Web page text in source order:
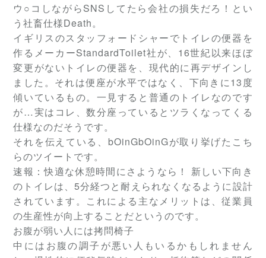
ウ○コしながらSNSしてたら会社の損失だろ！とい
う社畜仕様Death。
イギリスのスタッフォードシャーでトイレの便器を
作るメーカーStandardToilet社が、16世紀以来ほぼ
変更がないトイレの便器を、現代的に再デザインし
ました。それは便座が水平ではなく、下向きに13度
傾いているもの。一見すると普通のトイレなのです
が…実はコレ、数分座っているとツラくなってくる
仕様なのだそうです。
それを伝えている、bOinGbOinGが取り挙げたこち
らのツイートです。
速報：快適な休憩時間にさようなら！ 新しい下向き
のトイレは、5分経つと耐えられなくなるように設計
されています。これによる主なメリットは、従業員
の生産性が向上することだというのです。
お腹が弱い人には拷問椅子
中にはお腹の調子が悪い人もいるかもしれません